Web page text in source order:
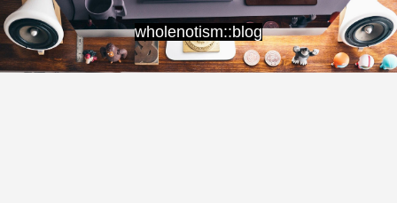
wholenotism::blog